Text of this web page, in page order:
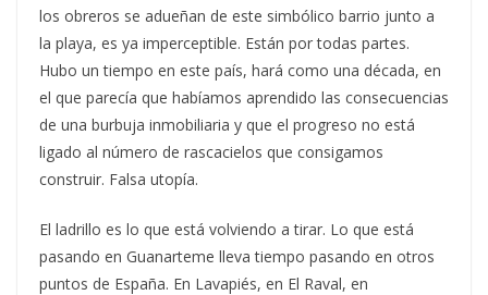
los obreros se adueñan de este simbólico barrio junto a
la playa, es ya imperceptible. Están por todas partes.
Hubo un tiempo en este país, hará como una década, en
el que parecía que habíamos aprendido las consecuencias
de una burbuja inmobiliaria y que el progreso no está
ligado al número de rascacielos que consigamos
construir. Falsa utopía.
El ladrillo es lo que está volviendo a tirar. Lo que está
pasando en Guanarteme lleva tiempo pasando en otros
puntos de España. En Lavapiés, en El Raval, en